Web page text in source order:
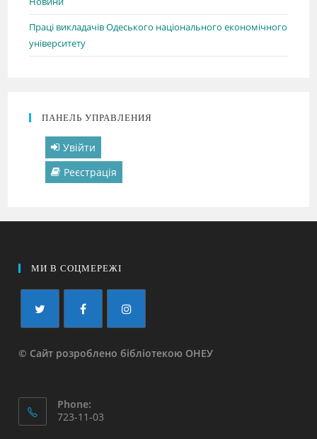
Праці викладачів Одеського національного економічного
університету
ПАНЕЛЬ УПРАВЛЕНИЯ
Увійти
Реєстрація
МИ В СОЦМЕРЕЖІ
© Сайт розроблено бібліотекою ОНЕУ
Phone:
723-11-03